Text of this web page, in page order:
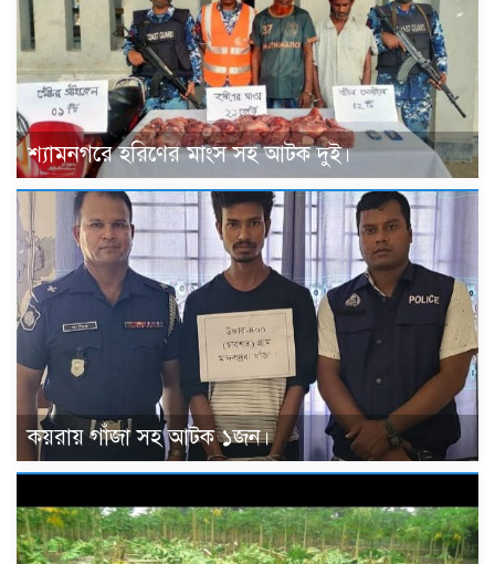
শ্যামনগরে হরিণের মাংস সহ আটক দুই।
কয়রায় গাঁজা সহ আটক ১জন।